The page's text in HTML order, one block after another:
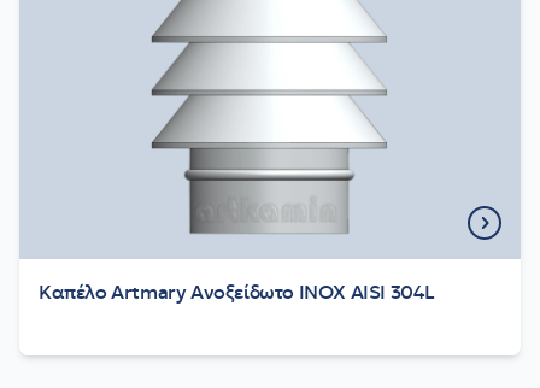
Καπέλο Artmary Ανοξείδωτο INOX AISI 304L